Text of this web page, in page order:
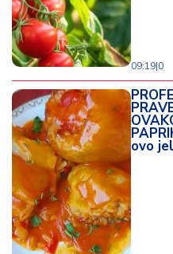
09:19|0
ovo